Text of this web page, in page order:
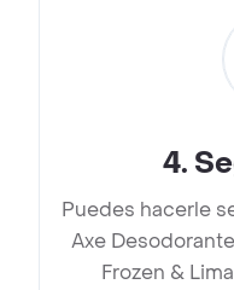
4.
Puedes hacerle
Axe
Frozen &